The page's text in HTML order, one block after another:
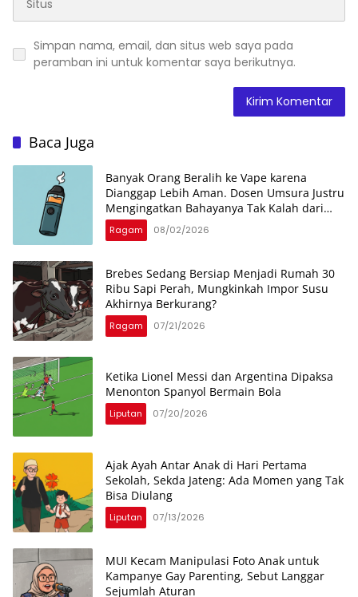
Simpan nama, email, dan situs web saya pada
peramban ini untuk komentar saya berikutnya.
Baca Juga
Banyak Orang Beralih ke Vape karena
Dianggap Lebih Aman. Dosen Umsura Justru
Mengingatkan Bahayanya Tak Kalah dari
Rokok
Ragam 08/02/2026
Brebes Sedang Bersiap Menjadi Rumah 30
Ribu Sapi Perah, Mungkinkah Impor Susu
Akhirnya Berkurang?
Ragam 07/21/2026
Ketika Lionel Messi dan Argentina Dipaksa
Menonton Spanyol Bermain Bola
Liputan 07/20/2026
Ajak Ayah Antar Anak di Hari Pertama
Sekolah, Sekda Jateng: Ada Momen yang Tak
Bisa Diulang
Liputan 07/13/2026
MUI Kecam Manipulasi Foto Anak untuk
Kampanye Gay Parenting, Sebut Langgar
Sejumlah Aturan